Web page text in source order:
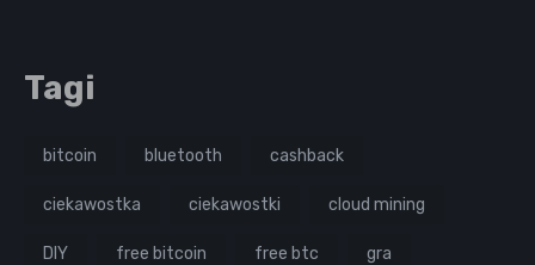
Tagi
bitcoin bluetooth cashback
ciekawostka ciekawostki cloud mining
DIY free bitcoin free btc gra